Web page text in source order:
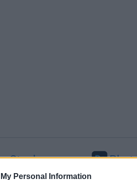
Personal Information
10.42.251.1003 Adobe